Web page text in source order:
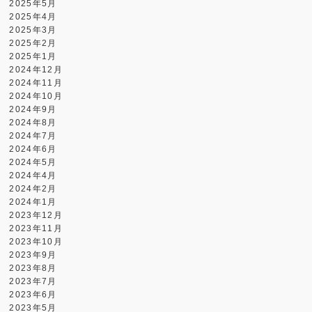
2025年5月
2025年4月
2025年3月
2025年2月
2025年1月
2024年12月
2024年11月
2024年10月
2024年9月
2024年8月
2024年7月
2024年6月
2024年5月
2024年4月
2024年2月
2024年1月
2023年12月
2023年11月
2023年10月
2023年9月
2023年8月
2023年7月
2023年6月
2023年5月